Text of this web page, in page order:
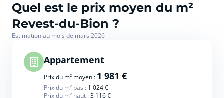
Quel est le prix moyen du m²
Revest-du-Bion ?
Estimation au mois de mars 2026
Appartement
Prix du m² moyen : 1 981 €
Prix du m² bas : 1 024 €
Prix du m² haut :3 116 €